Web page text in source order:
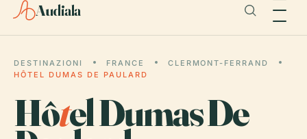
Audiala
DESTINAZIONI FRANCE
CLERMONT-FERRAND
HÔTEL DUMAS DE PAULARD
Hôtel Dumas De